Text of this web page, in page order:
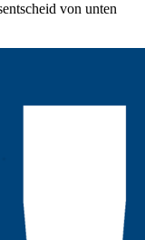
von unten